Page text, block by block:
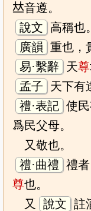
𠀤音遵。
說文
高稱也。
廣韻 重也，
易·繫辭 天尊
孟子
天下有
禮·表記 使
爲民父母。
又敬也。
禮·曲禮 禮者
尊也。
又
說文 註